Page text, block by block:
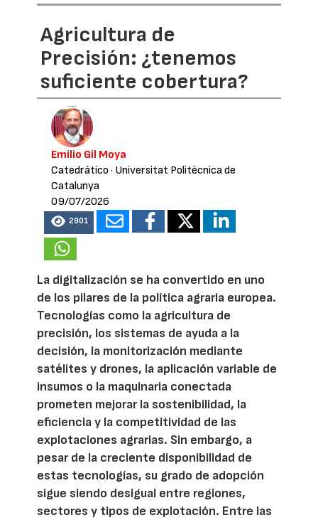
Agricultura de
Precisión: ¿tenemos
suficiente cobertura?
Emilio Gil Moya
Catedrático · Universitat Politècnica de
Catalunya
09/07/2026
2901
La digitalización se ha convertido en uno
de los pilares de la política agraria europea.
Tecnologías como la agricultura de
precisión, los sistemas de ayuda a la
decisión, la monitorización mediante
satélites y drones, la aplicación variable de
insumos o la maquinaria conectada
prometen mejorar la sostenibilidad, la
eficiencia y la competitividad de las
explotaciones agrarias. Sin embargo, a
pesar de la creciente disponibilidad de
estas tecnologías, su grado de adopción
sigue siendo desigual entre regiones,
sectores y tipos de explotación. Entre las